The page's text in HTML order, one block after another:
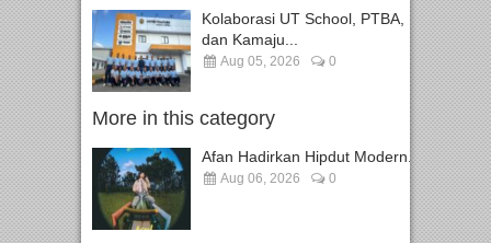
Kolaborasi UT School, PTBA,
dan Kamaju...
Aug 05, 2026 0
More in this category
Afan Hadirkan Hipdut Modern...
Aug 06, 2026 0